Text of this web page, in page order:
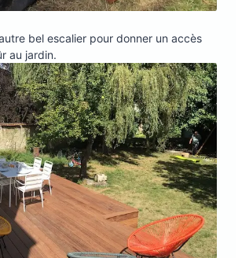
bel escalier pour donner un accès
au jardin.